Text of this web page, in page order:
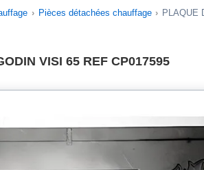
Pièces détachées chauffage PLAQUE
VISI 65 REF CP017595